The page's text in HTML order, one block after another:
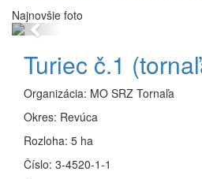
Najnovšie foto
Previous
Turiec č.1
Organizácia: MO SRZ Tornaľa
Okres: Revúca
Rozloha: 5 ha
Číslo: 3-4520-1-1